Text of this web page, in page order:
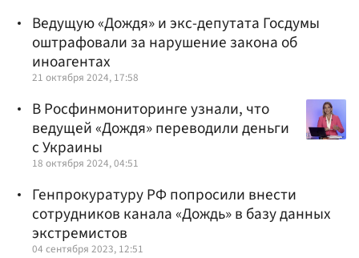
Ведущую «Дождя» и экс-депутата Госдумы
оштрафовали за нарушение закона об
иноагентах
21 октября 2024, 17:58
В Росфинмониторинге узнали, что
ведущей «Дождя» переводили деньги
с Украины
18 октября 2024, 04:51
Генпрокуратуру РФ попросили внести
сотрудников канала «Дождь» в базу данных
экстремистов
04 сентября 2023, 12:51